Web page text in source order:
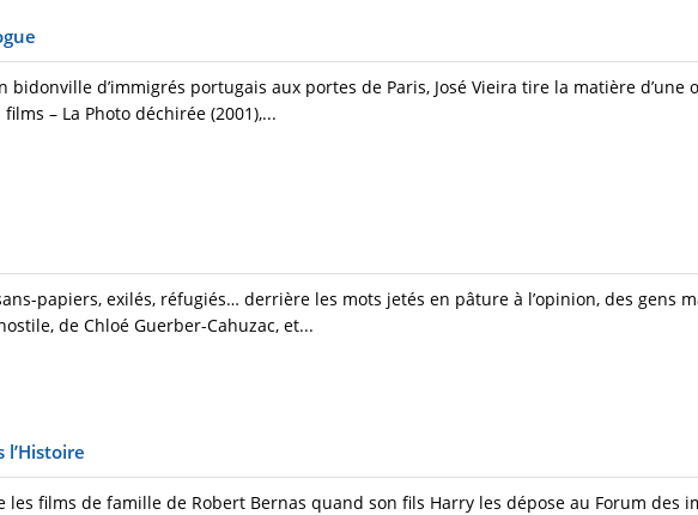
bidonville d’immigrés portugais aux portes de Paris, José Vieira tire la matière
– La Photo déchirée (2001),...
papiers, exilés, réfugiés… derrière les mots jetés en pâture à l’opinion, des gens
de Chloé Guerber-Cahuzac, et...
l’Histoire
les films de famille de Robert Bernas quand son fils Harry les dépose au Forum des